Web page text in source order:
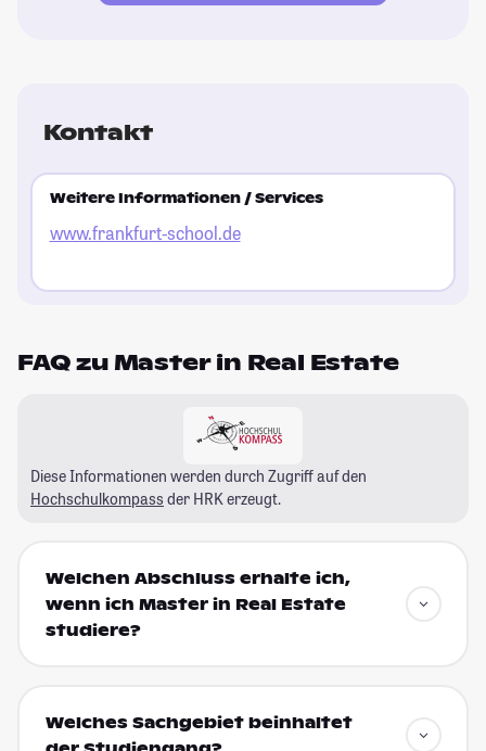
Kontakt
Weitere Informationen / Services
www.frankfurt-school.de
FAQ zu Master in Real Estate
Diese Informationen werden durch Zugriff auf den
Hochschulkompass der HRK erzeugt.
Welchen Abschluss erhalte ich,
wenn ich Master in Real Estate
studiere?
Welches Sachgebiet beinhaltet